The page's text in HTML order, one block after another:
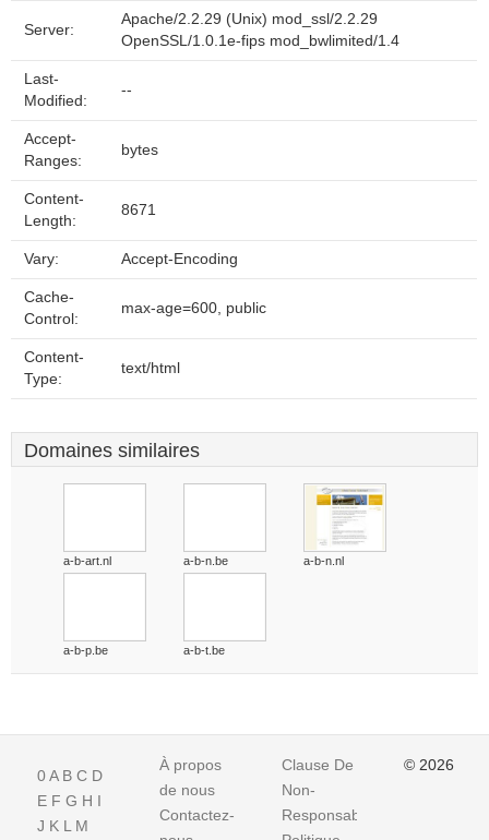
Server:
Apache/2.2.29 (Unix) mod_ssl/2.2.29
OpenSSL/1.0.1e-fips mod_bwlimited/1.4
Last-
Modified:
--
Accept-
Ranges:
bytes
Content-
Length:
8671
Vary: Accept-Encoding
Cache-
Control:
max-age=600, public
Content-
Type:
text/html
Domaines similaires
a-b-art.nl a-b-n.be a-b-n.nl
a-b-p.be a-b-t.be
0A B C D
E F G H I
J K L M
À propos
de nous
Contactez-
Clause De
Non-
Responsabilite
© 2026